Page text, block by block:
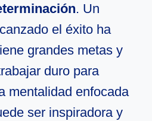
. Un
el éxito ha
grandes metas y
duro para
mentalidad enfocada
ser inspiradora y